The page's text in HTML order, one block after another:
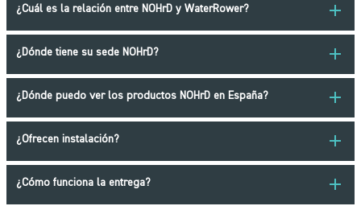
¿Cuál es la relación entre NOHrD y WaterRower? add
¿Dónde tiene su sede NOHrD? add
¿Dónde puedo ver los productos NOHrD en España? add
¿Ofrecen instalación? add
¿Cómo funciona la entrega? add